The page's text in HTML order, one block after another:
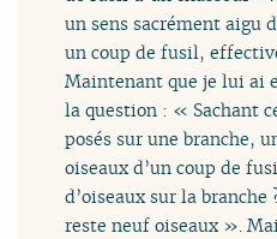
un sens sacrément aigu
un coup de fusil,
Maintenant que je lui ai
la question : « Sachant
posés sur une branche,
oiseaux d’un coup de
d’oiseaux sur la
reste neuf oiseaux ».